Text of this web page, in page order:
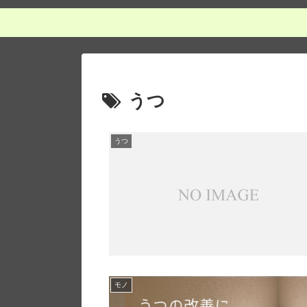
うつ
うつ
モノ